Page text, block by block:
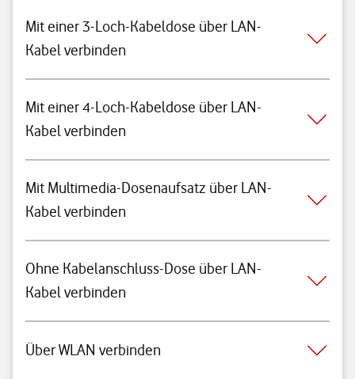
Mit einer 3-Loch-Kabeldose über LAN-
Kabel verbinden
Mit einer 4-Loch-Kabeldose über LAN-
Kabel verbinden
Mit Multimedia-Dosenaufsatz über LAN-
Kabel verbinden
Ohne Kabelanschluss-Dose über LAN-
Kabel verbinden
Über WLAN verbinden